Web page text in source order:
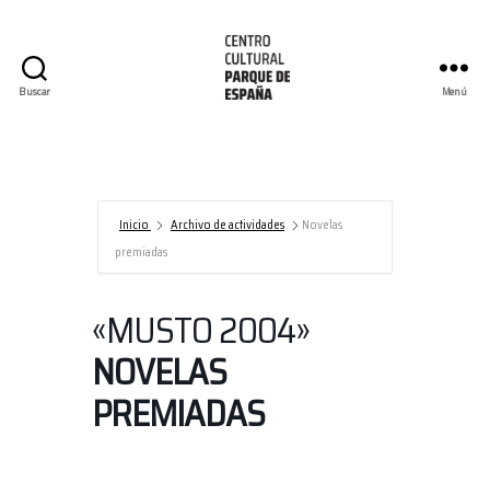
Buscar
España/AECID
Menú
Inicio Archivo de actividades
Novelas
premiadas
«MUSTO 2004»
NOVELAS
PREMIADAS